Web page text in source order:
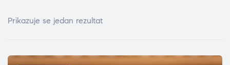
Prikazuje se jedan rezultat